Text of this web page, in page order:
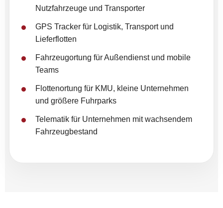
Nutzfahrzeuge und Transporter
GPS Tracker für Logistik, Transport und
Lieferflotten
Fahrzeugortung für Außendienst und mobile
Teams
Flottenortung für KMU, kleine Unternehmen
und größere Fuhrparks
Telematik für Unternehmen mit wachsendem
Fahrzeugbestand